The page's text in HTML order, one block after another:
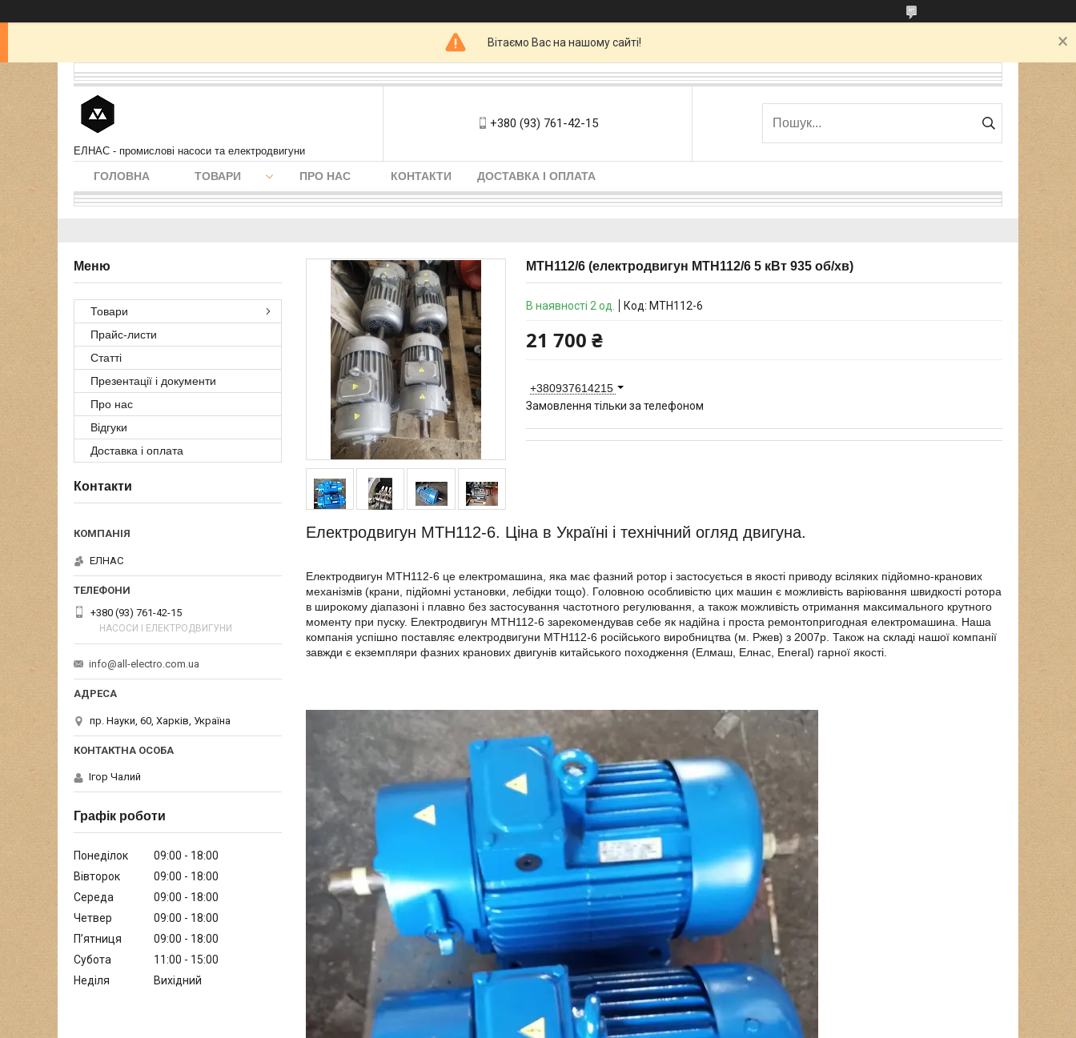
Вітаємо Вас на нашому сайті!
ЕЛНАС - промислові насоси та електродвигуни
+380 (93) 761-42-15
ГОЛОВНА ТОВАРИ ПРО НАС КОНТАКТИ ДОСТАВКА І ОПЛАТА
МТН112/6 (електродвигун МТН112/6 5 кВт 935 об/хв)
В наявності 2 од. Код: MTH112-6
21 700 ₴
+380937614215
Замовлення тільки за телефоном
Електродвигун МТН112-6. Ціна в Україні і технічний огляд двигуна.
Електродвигун MTH112-6 це електромашина, яка має фазний ротор і застосується в якості приводу всіляких підйомно-кранових
механізмів (крани, підйомні установки, лебідки тощо). Головною особливістю цих машин є можливість варіювання швидкості ротора
в широкому діапазоні і плавно без застосування частотного регулювання, а також можливість отримання максимального крутного
моменту при пуску. Електродвигун MTH112-6 зарекомендував себе як надійна і проста ремонтопригодная електромашина. Наша
компанія успішно поставляє електродвигуни MTH112-6 російського виробництва (м. Ржев) з 2007р. Також на складі нашої компанії
завжди є екземпляри фазних кранових двигунів китайського походження (Елмаш, Елнас, Eneral) гарної якості.
Товари
Прайс-листи
Статті
Презентації і документи
Про нас
Відгуки
Доставка і оплата
Контакти
ЕЛНАС
+380 (93) 761-42-15
НАСОСИ І ЕЛЕКТРОДВИГУНИ
info@all-electro.com.ua
пр. Науки, 60, Харків, Україна
Ігор Чалий
Графік роботи
Понеділок 09:00
18:00
Вівторок
09:00
18:00
Середа
09:00
18:00
Четвер
09:00
18:00
Пʼятниця
09:00
18:00
Субота
11:00
15:00
Неділя
Вихідний